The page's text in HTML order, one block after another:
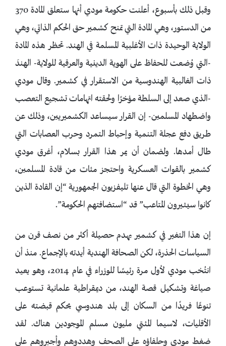
وقبل ذلك بأسبوع، أعلنت حكومة مودي أنها ستعلق المادة 370
من الدستور، وهي المادة التي تمنح كشمير حق الحكم الذاتي، وهي
الولاية الوحيدة ذات الأغلبية المسلمة في الهند. تحظر هذه المادة
-التي وُضعت للحفاظ على الهوية الدينية والعرقية للولاية- الهندَ
ذات الغالبية الهندوسية من الاستقرار في كشمير. وقال مودي
-الذي صعد إلى السلطة مؤخرًا ولحقته اتهامات تشجيع التعصب
واضطهاد المسلمين- إن القرار سيساعد الكشميريين، وذلك عن
طريق دفع عجلة التنمية وإحباط التمرد وحرب العصابات التي
طال أمدها. ولضمان أن يمر هذا القرار بسلام، أغرق مودي
كشمير بالقوات العسكرية واحتجز مئات من قادة المسلمين،
وهي الخطوة التي قال عنها تليفزيون الجمهورية “إن القادة الذين
كانوا سيثيرون المتاعب” قد “استضافتهم الحكومة”.
إن هذا التغير في كشمير يهدم حصيلة أكثر من نصف قرن من
السياسات الحذرة، لكن الصحافة الهندية أيدته بالإجماع. منذ أن
انتُخب مودي لأول مرة رئيسًا للوزراء في عام 2014، وهو يعيد
صياغة وتشكيل قصة الهند، من ديمقراطية علمانية تستوعب
تنوعًا فريدًا من السكان إلى بلد هندوسي يحكم قبضته على
الأقليات، لاسيما المئتي مليون مسلم الموجودين هناك. لقد
ضغط مودي وحلفاؤه على الصحف وهددوهم وأجبروهم على